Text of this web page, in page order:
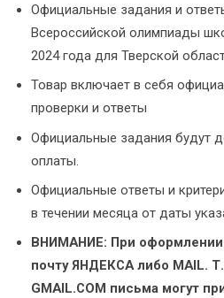
Официальные задания и
Всероссийской олимпиады
2024 года для Тверской
Товар включает в себя
проверки и ответы
Официальные задания будут
оплаты.
Официальные ответы и
в течении месяца от даты
ВНИМАНИЕ: При оформлении
почту ЯНДЕКСА либо MAIL.
GMAIL.COM письма могут